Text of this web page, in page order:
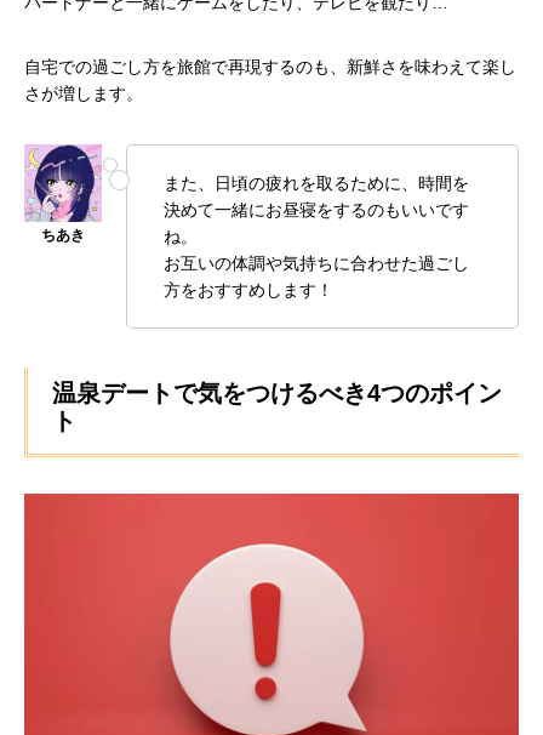
自宅での過ごし方を旅館で再現するのも、新鮮さを味わえて楽し
さが増します。
また、日頃の疲れを取るために、時間を
決めて一緒にお昼寝をするのもいいです
ね。
お互いの体調や気持ちに合わせた過ごし
方をおすすめします！
温泉デートで気をつけるべき4つのポイン
ト